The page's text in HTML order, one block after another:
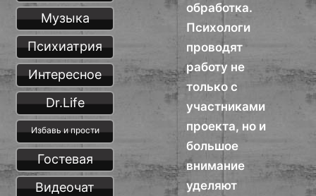
обработка.
Психологи
проводят
работу не
только с
участниками
проекта, но и
большое
внимание
уделяют
Музыка
Психиатрия
Интересное
Dr.Life
Избавь и прости
Гостевая
Видеочат